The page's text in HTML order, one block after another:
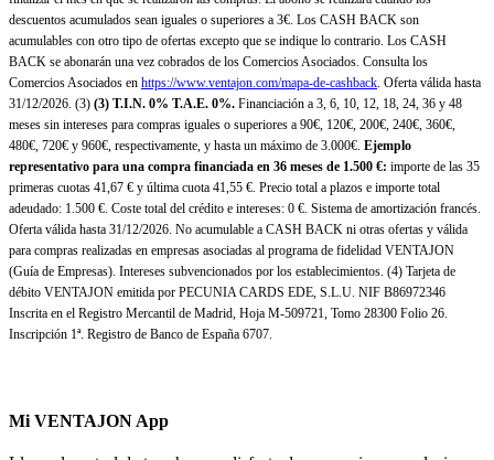
descuentos acumulados sean iguales o superiores a 3€. Los CASH BACK son
acumulables con otro tipo de ofertas excepto que se indique lo contrario. Los CASH
BACK se abonarán una vez cobrados de los Comercios Asociados. Consulta los
Comercios Asociados en https://www.ventajon.com/mapa-de-cashback. Oferta válida hasta
31/12/2026. (3) (3) T.I.N. 0% T.A.E. 0%. Financiación a 3, 6, 10, 12, 18, 24, 36 y 48
meses sin intereses para compras iguales o superiores a 90€, 120€, 200€, 240€, 360€,
480€, 720€ y 960€, respectivamente, y hasta un máximo de 3.000€. Ejemplo
representativo para una compra financiada en 36 meses de 1.500 €: importe de las 35
primeras cuotas 41,67 € y última cuota 41,55 €. Precio total a plazos e importe total
adeudado: 1.500 €. Coste total del crédito e intereses: 0 €. Sistema de amortización francés.
Oferta válida hasta 31/12/2026. No acumulable a CASH BACK ni otras ofertas y válida
para compras realizadas en empresas asociadas al programa de fidelidad VENTAJON
(Guía de Empresas). Intereses subvencionados por los establecimientos. (4) Tarjeta de
débito VENTAJON emitida por PECUNIA CARDS EDE, S.L.U. NIF B86972346
Inscrita en el Registro Mercantil de Madrid, Hoja M-509721, Tomo 28300 Folio 26.
Inscripción 1ª. Registro de Banco de España 6707.
Mi VENTAJON App